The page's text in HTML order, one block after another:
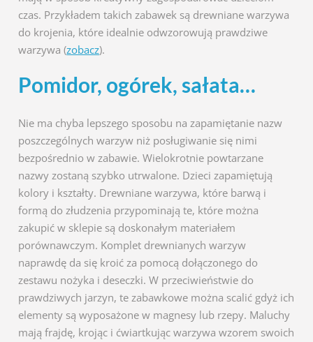
czas. Przykładem takich zabawek są drewniane warzywa
do krojenia, które idealnie odwzorowują prawdziwe
warzywa (zobacz).
Pomidor, ogórek, sałata…
Nie ma chyba lepszego sposobu na zapamiętanie nazw
poszczególnych warzyw niż posługiwanie się nimi
bezpośrednio w zabawie. Wielokrotnie powtarzane
nazwy zostaną szybko utrwalone. Dzieci zapamiętują
kolory i kształty. Drewniane warzywa, które barwą i
formą do złudzenia przypominają te, które można
zakupić w sklepie są doskonałym materiałem
porównawczym. Komplet drewnianych warzyw
naprawdę da się kroić za pomocą dołączonego do
zestawu nożyka i deseczki. W przeciwieństwie do
prawdziwych jarzyn, te zabawkowe można scalić gdyż ich
elementy są wyposażone w magnesy lub rzepy. Maluchy
mają frajdę, krojąc i ćwiartkując warzywa wzorem swoich